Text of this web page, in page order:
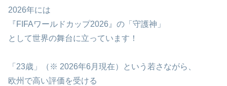
2026年には
『FIFAワールドカップ2026』の「守護神」
として世界の舞台に立っています！
「23歳」（※ 2026年6月現在）という若さながら、
欧州で高い評価を受ける